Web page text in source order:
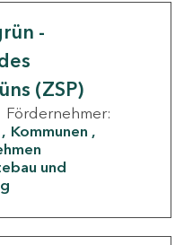
-
(ZSP)
Fördernehmer:
Kommunen
und